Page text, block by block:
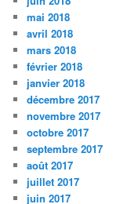
mai 2018
avril 2018
mars 2018
février 2018
janvier 2018
décembre 2017
novembre 2017
octobre 2017
septembre 2017
août 2017
juillet 2017
juin 2017